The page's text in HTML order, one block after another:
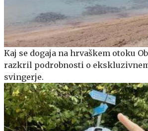
Kaj se dogaja na hrvaškem otoku
razkril podrobnosti o
svingerje.